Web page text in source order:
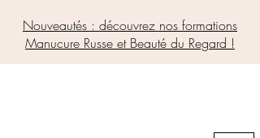
Nouveautés : découvrez nos formations
Manucure Russe et Beauté du Regard !